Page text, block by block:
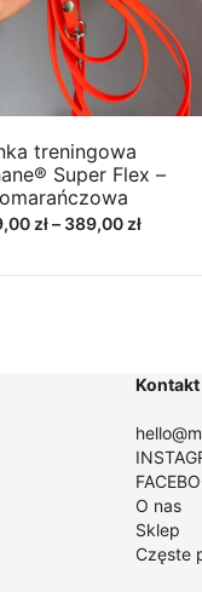
treningowa
Super Flex –
zł– 389,00 złZakres
Kontakt
O nas
Sklep
Częste